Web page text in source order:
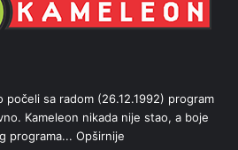
počeli sa radom (26.12.1992) program
Kameleon nikada nije stao, a boje
programa... Opširnije